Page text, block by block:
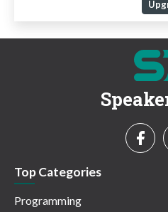
Top Categories
Programming